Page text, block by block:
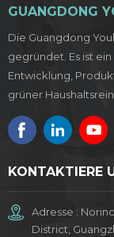
GUANGDONG
Die Guangdong
gegründet. Es ist
Entwicklung,
grüner
KONTAKTIERE
Adresse :
District,